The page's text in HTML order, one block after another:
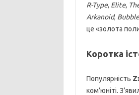
R-Type, Elite,
Arkanoid,
це «золота
Коротка
Популярність
ком’юніті.